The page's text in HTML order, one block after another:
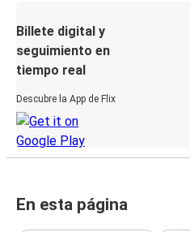
Billete digital y
seguimiento en
tiempo real
Descubre la App de Flix
En esta página